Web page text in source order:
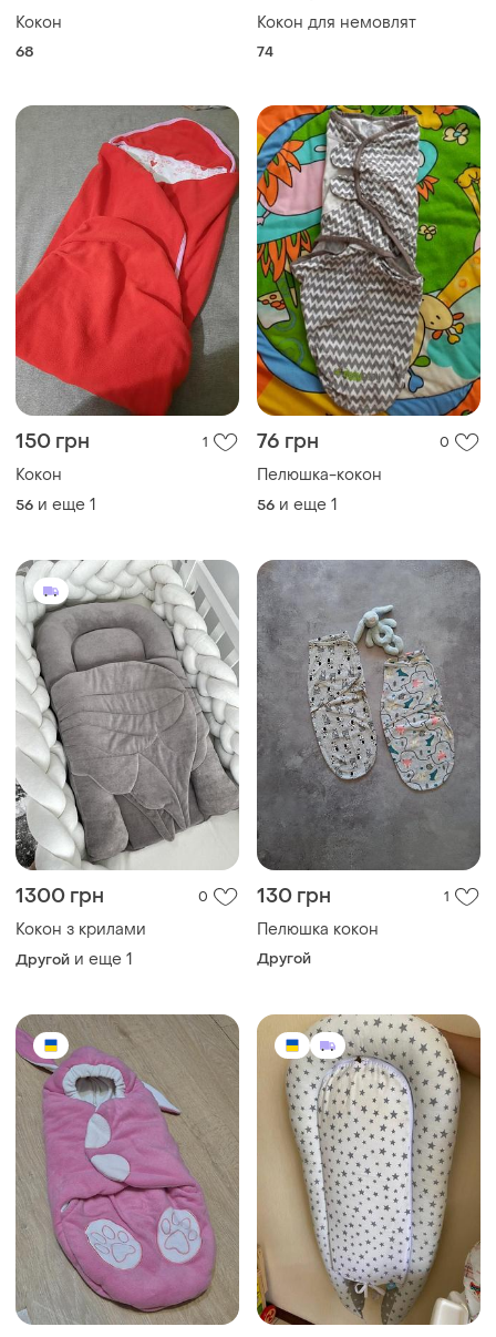
Кокон
68
Кокон для немовлят
74
150 грн 1
Кокон
56 и еще 1
76 грн 0
Пелюшка-кокон
56 и еще 1
1300 грн 0
Кокон з крилами
Другой и еще 1
130 грн 1
Пелюшка кокон
Другой